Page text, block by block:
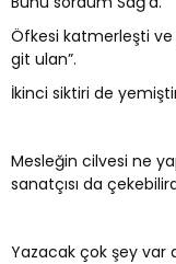
Öfkesi katmerleşti ve
git ulan”.
İkinci siktiri de
Mesleğin cilvesi ne
sanatçısı da
Yazacak çok şey var